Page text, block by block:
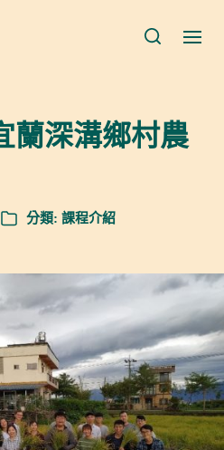
蘭深溝鄉村農
分類: 課程介紹